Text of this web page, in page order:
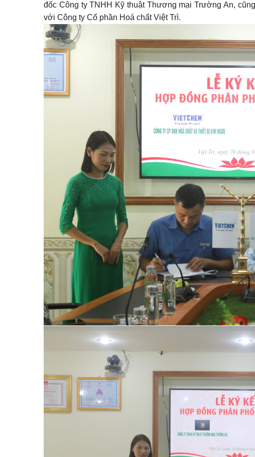
đốc Công ty TNHH Kỹ thuật Thương mại Trường An,
với Công ty Cổ phần Hoá chất Việt Trì.